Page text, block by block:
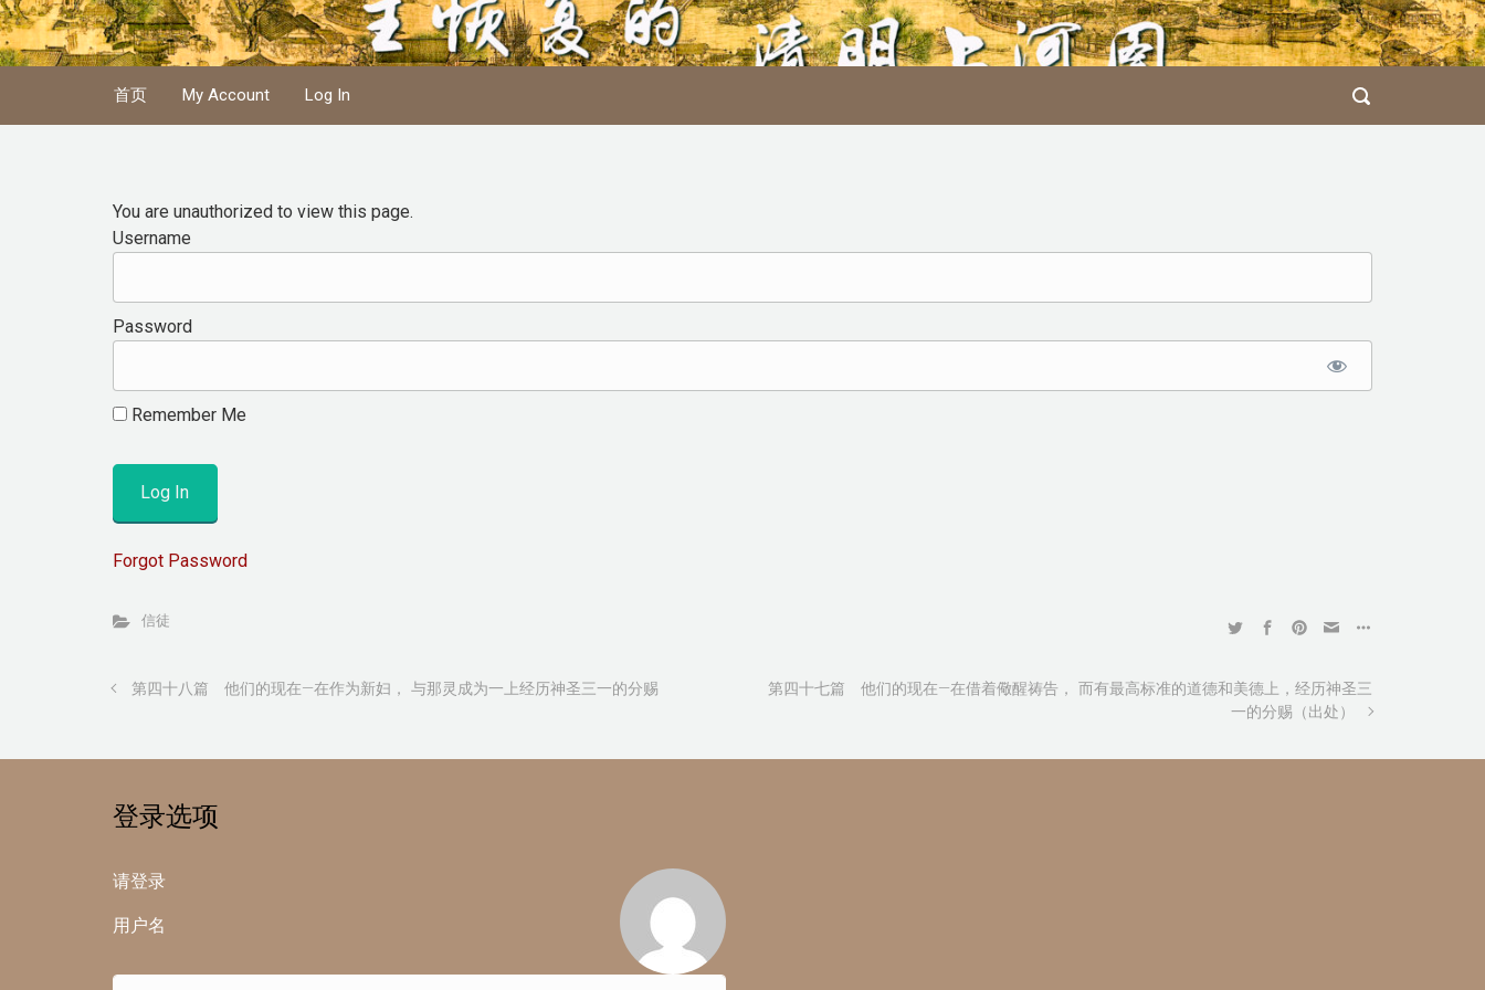
Skip to main content
首页 My Account Log In
You are unauthorized to view this page.
Username
Password
Remember Me
Forgot Password
信徒
第四十八篇 他们的现在—在作为新妇， 与那灵成为一上经历神圣三一的分赐
第四十七篇 他们的现在—在借着儆醒祷告， 而有最高标准的道德和美德上，经历神圣三
一的分赐（出处）
登录选项
请登录
用户名